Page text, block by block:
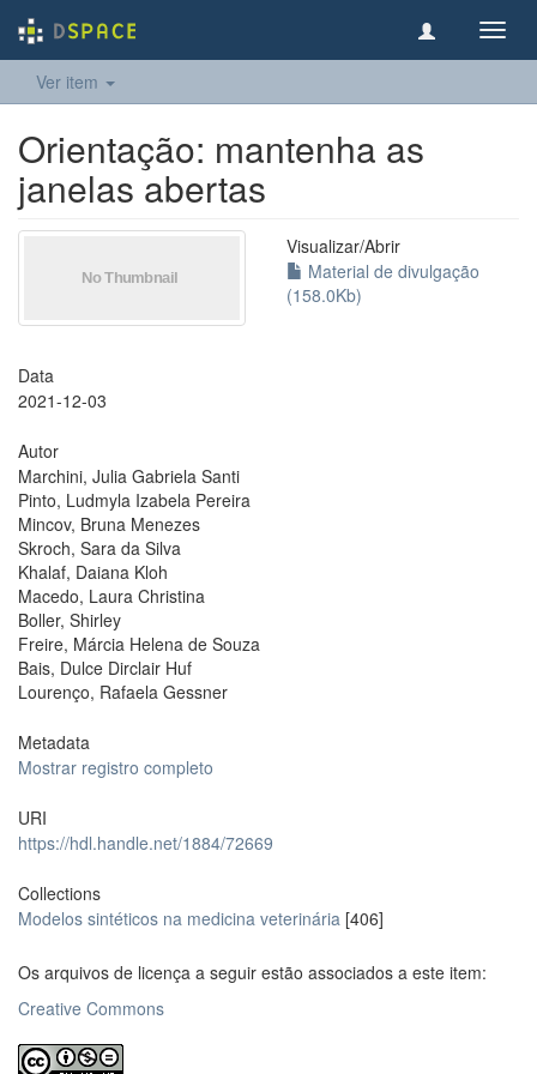
Ver item
Orientação: mantenha as
janelas abertas
Visualizar/Abrir
Material de divulgação
(158.0Kb)
Data
2021-12-03
Autor
Marchini, Julia Gabriela Santi
Pinto, Ludmyla Izabela Pereira
Mincov, Bruna Menezes
Skroch, Sara da Silva
Khalaf, Daiana Kloh
Macedo, Laura Christina
Boller, Shirley
Freire, Márcia Helena de Souza
Bais, Dulce Dirclair Huf
Lourenço, Rafaela Gessner
Metadata
Mostrar registro completo
URI
https://hdl.handle.net/1884/72669
Collections
Modelos sintéticos na medicina veterinária [406]
Os arquivos de licença a seguir estão associados a este item:
Creative Commons